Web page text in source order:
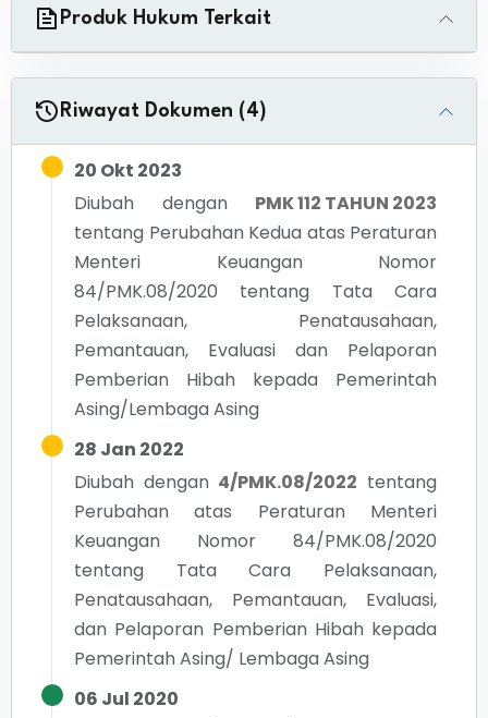
Produk Hukum Terkait
Riwayat Dokumen (4)
20 Okt 2023
Diubah dengan
PMK 112 TAHUN 2023
tentang Perubahan Kedua atas Peraturan
Menteri Keuangan Nomor
84/PMK.08/2020 tentang Tata Cara
Pelaksanaan, Penatausahaan,
Pemantauan, Evaluasi dan Pelaporan
Pemberian Hibah kepada Pemerintah
Asing/Lembaga Asing
28 Jan 2022
Diubah dengan 4/PMK.08/2022 tentang
Perubahan atas Peraturan Menteri
Keuangan Nomor 84/PMK.08/2020
tentang Tata Cara Pelaksanaan,
Penatausahaan, Pemantauan, Evaluasi,
dan Pelaporan Pemberian Hibah kepada
Pemerintah Asing/ Lembaga Asing
06 Jul 2020